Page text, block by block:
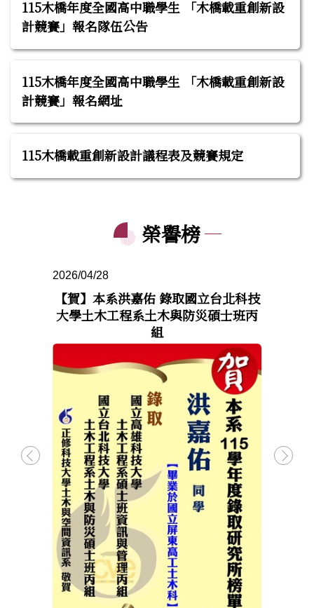
115木橋年度全國高中職學生 「木橋載重創新設
計競賽」報名隊伍公告
115木橋年度全國高中職學生 「木橋載重創新設
計競賽」報名網址
115木橋載重創新設計議程表及競賽規定
榮譽榜
2026/04/28
【賀】本系洪嘉佑 錄取國立台北科技
大學土木工程系土木與防災碩士班丙
組